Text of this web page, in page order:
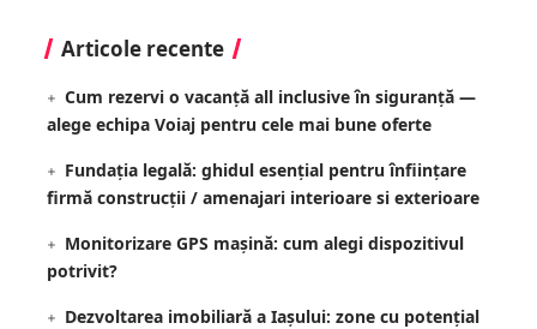
Articole recente
Cum rezervi o vacanță all inclusive în siguranță —
alege echipa Voiaj pentru cele mai bune oferte
Fundația legală: ghidul esențial pentru înființare
firmă construcții / amenajari interioare si exterioare
Monitorizare GPS mașină: cum alegi dispozitivul
potrivit?
Dezvoltarea imobiliară a Iașului: zone cu potențial